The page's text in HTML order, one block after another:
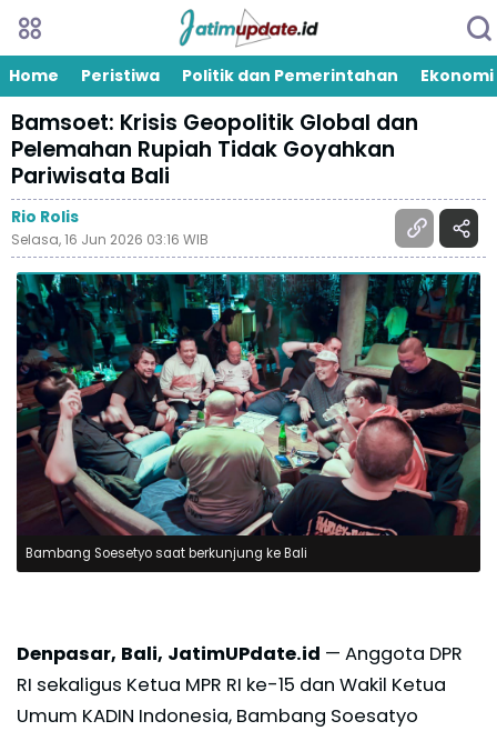
Home Peristiwa Politik dan Pemerintahan Ekonomi
Bamsoet: Krisis Geopolitik Global dan
Pelemahan Rupiah Tidak Goyahkan
Pariwisata Bali
Rio Rolis
Selasa, 16 Jun 2026 03:16 WIB
Bambang Soesetyo saat berkunjung ke Bali
Denpasar, Bali, JatimUPdate.id — Anggota DPR
RI sekaligus Ketua MPR RI ke-15 dan Wakil Ketua
Umum KADIN Indonesia, Bambang Soesatyo